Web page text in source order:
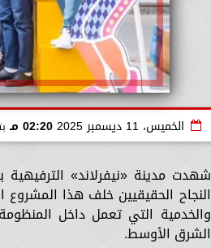
الخميس، 11 ديسمبر 2025 02:20 مـ
شهدت مدينة «نيفرلاند» الترفيهية
النجاح الحقيقيين خلف هذا المشروع
والخدمية التي تعمل داخل
الشرق الأوسط.